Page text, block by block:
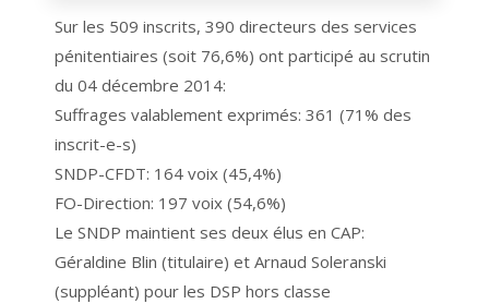
Sur les 509 inscrits, 390 directeurs des services
pénitentiaires (soit 76,6%) ont participé au scrutin
du 04 décembre 2014:
Suffrages valablement exprimés: 361 (71% des
inscrit-e-s)
SNDP-CFDT: 164 voix (45,4%)
FO-Direction: 197 voix (54,6%)
Le SNDP maintient ses deux élus en CAP:
Géraldine Blin (titulaire) et Arnaud Soleranski
(suppléant) pour les DSP hors classe